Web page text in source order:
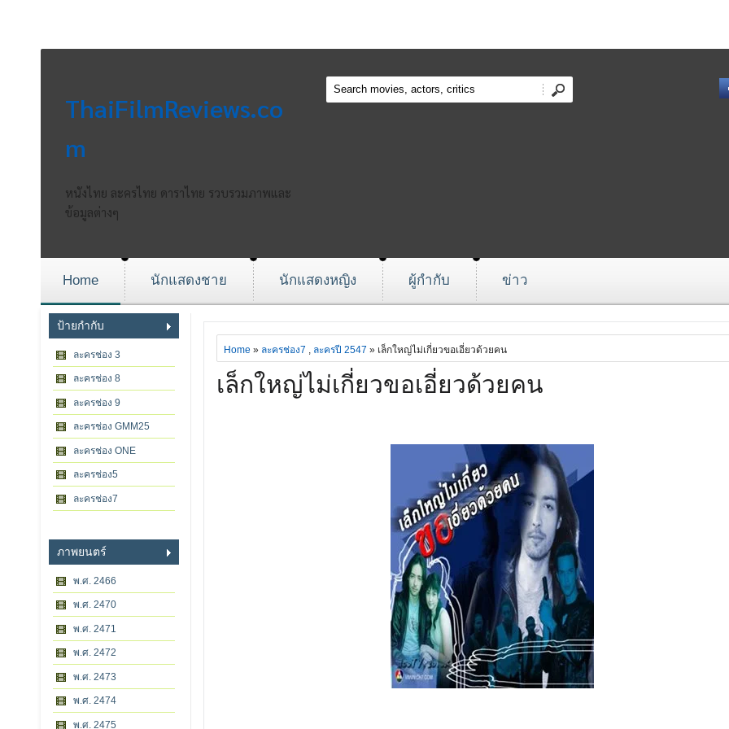
ThaiFilmReviews.co
m
หนังไทย ละครไทย ดาราไทย รวบรวมภาพและ
ข้อมูลต่างๆ
Home นักแสดงชาย นักแสดงหญิง ผู้กำกับ ข่าว
ป้ายกำกับ
ละครช่อง 3
ละครช่อง 8
ละครช่อง 9
ละครช่อง GMM25
ละครช่อง ONE
ละครช่อง5
ละครช่อง7
ภาพยนตร์
พ.ศ. 2466
พ.ศ. 2470
พ.ศ. 2471
พ.ศ. 2472
พ.ศ. 2473
พ.ศ. 2474
พ.ศ. 2475
Home » ละครช่อง7 , ละครปี 2547 » เล็กใหญ่ไม่เกี่ยวขอเอี่ยวด้วยคน
เล็กใหญ่ไม่เกี่ยวขอเอี่ยวด้วยคน